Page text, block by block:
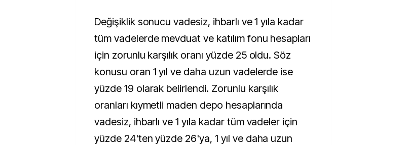
Değişiklik sonucu vadesiz, ihbarlı ve 1 yıla kadar
tüm vadelerde mevduat ve katılım fonu hesapları
için zorunlu karşılık oranı yüzde 25 oldu. Söz
konusu oran 1 yıl ve daha uzun vadelerde ise
yüzde 19 olarak belirlendi. Zorunlu karşılık
oranları kıymetli maden depo hesaplarında
vadesiz, ihbarlı ve 1 yıla kadar tüm vadeler için
yüzde 24'ten yüzde 26'ya, 1 yıl ve daha uzun